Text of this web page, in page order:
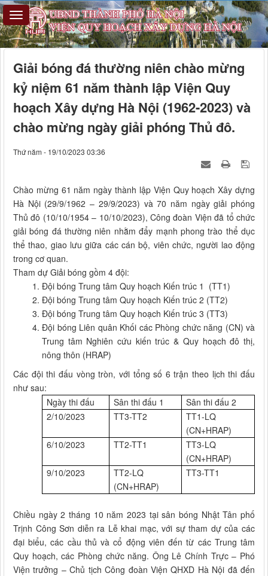
Giải bóng đá thường niên chào mừng
kỷ niệm 61 năm thành lập Viện Quy
hoạch Xây dựng Hà Nội (1962-2023) và
chào mừng ngày giải phóng Thủ đô.
Thứ năm - 19/10/2023 03:36
Chào mừng 61 năm ngày thành lập Viện Quy hoạch Xây dựng
Hà Nội (29/9/1962 – 29/9/2023) và 70 năm ngày giải phóng
Thủ đô (10/10/1954 – 10/10/2023), Công đoàn Viện đã tổ chức
giải bóng đá thường niên nhằm đẩy mạnh phong trào thể dục
thể thao, giao lưu giữa các cán bộ, viên chức, người lao động
trong cơ quan.
Tham dự Giải bóng gồm 4 đội:
Đội bóng Trung tâm Quy hoạch Kiến trúc 1 (TT1)
Đội bóng Trung tâm Quy hoạch Kiến trúc 2 (TT2)
Đội bóng Trung tâm Quy hoạch Kiến trúc 3 (TT3)
Đội bóng Liên quân Khối các Phòng chức năng (CN) và
Trung tâm Nghiên cứu kiến trúc & Quy hoạch đô thị,
nông thôn (HRAP)
Các đội thi đấu vòng tròn, với tổng số 6 trận theo lịch thi đấu
như sau:
Ngày thi đấu
Sân thi đấu 1
Sân thi đấu 2
2/10/2023
TT3-TT2
TT1-LQ
(CN+HRAP)
6/10/2023
TT2-TT1
TT3-LQ
(CN+HRAP)
9/10/2023
TT2-LQ
(CN+HRAP)
TT3-TT1
Chiều ngày 2 tháng 10 năm 2023 tại sân bóng Nhật Tân phố
Trịnh Công Sơn diễn ra Lễ khai mạc, với sự tham dự của các
đại biểu, các cầu thủ và cổ động viên đến từ các Trung tâm
Quy hoạch, các Phòng chức năng. Ông Lê Chính Trực – Phó
Viện trưởng – Chủ tịch Công đoàn Viện QHXD Hà Nội đã đến